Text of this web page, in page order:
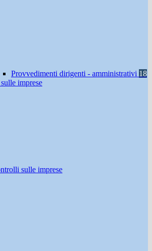
Provvedimenti dirigenti - amministrativi 18
imprese
sulle imprese